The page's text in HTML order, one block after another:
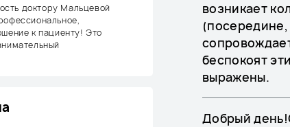
доктору Мальцевой
к пациенту! Это
возникает
(посередине,
беспокоят
выражены.
Добрый